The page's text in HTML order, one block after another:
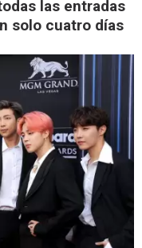
las entradas
solo cuatro días